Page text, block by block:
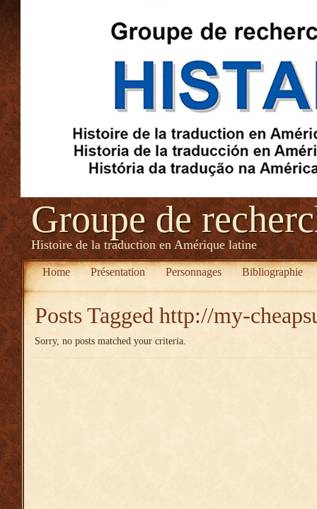
Groupe de
Histoire de la traduction en Amérique latine
Home Présentation Personnages Bibliographie
Posts Tagged http://my-
Sorry, no posts matched your criteria.